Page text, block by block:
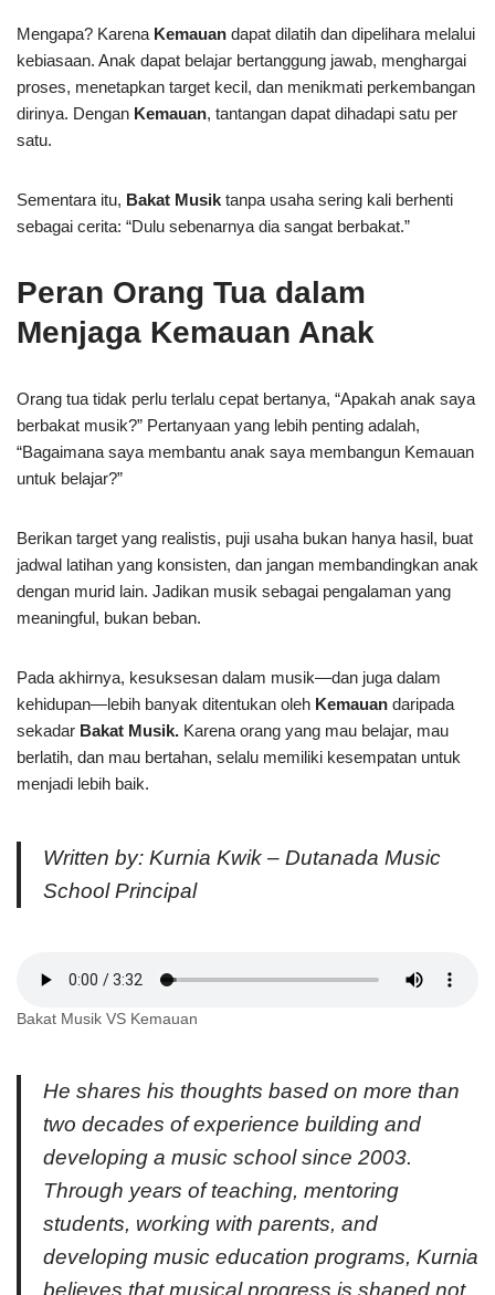
Mengapa? Karena Kemauan dapat dilatih dan dipelihara melalui
kebiasaan. Anak dapat belajar bertanggung jawab, menghargai
proses, menetapkan target kecil, dan menikmati perkembangan
dirinya. Dengan Kemauan, tantangan dapat dihadapi satu per
satu.
Sementara itu, Bakat Musik tanpa usaha sering kali berhenti
sebagai cerita: “Dulu sebenarnya dia sangat berbakat.”
Peran Orang Tua dalam
Menjaga Kemauan Anak
Orang tua tidak perlu terlalu cepat bertanya, “Apakah anak saya
berbakat musik?” Pertanyaan yang lebih penting adalah,
“Bagaimana saya membantu anak saya membangun Kemauan
untuk belajar?”
Berikan target yang realistis, puji usaha bukan hanya hasil, buat
jadwal latihan yang konsisten, dan jangan membandingkan anak
dengan murid lain. Jadikan musik sebagai pengalaman yang
meaningful, bukan beban.
Pada akhirnya, kesuksesan dalam musik—dan juga dalam
kehidupan—lebih banyak ditentukan oleh Kemauan daripada
sekadar Bakat Musik. Karena orang yang mau belajar, mau
berlatih, dan mau bertahan, selalu memiliki kesempatan untuk
menjadi lebih baik.
Written by: Kurnia Kwik – Dutanada Music
School Principal
Bakat Musik VS Kemauan
He shares his thoughts based on more than
two decades of experience building and
developing a music school since 2003.
Through years of teaching, mentoring
students, working with parents, and
developing music education programs, Kurnia
believes that musical progress is shaped not